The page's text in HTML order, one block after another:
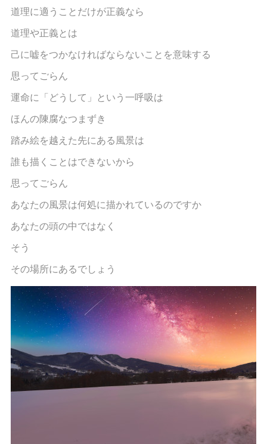
道理に適うことだけが正義なら
道理や正義とは
己に嘘をつかなければならないことを意味する
思ってごらん
運命に「どうして」という一呼吸は
ほんの陳腐なつまずき
踏み絵を越えた先にある風景は
誰も描くことはできないから
思ってごらん
あなたの風景は何処に描かれているのですか
あなたの頭の中ではなく
そう
その場所にあるでしょう